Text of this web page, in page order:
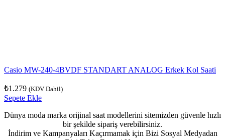
Casio MW-240-4BVDF STANDART ANALOG Erkek Kol Saati
₺1.279 (KDV Dahil)
Sepete Ekle
Dünya moda marka orijinal saat modellerini sitemizden güvenle hızlı
bir şekilde sipariş verebilirsiniz.
İndirim ve Kampanyaları Kaçırmamak için Bizi Sosyal Medyadan